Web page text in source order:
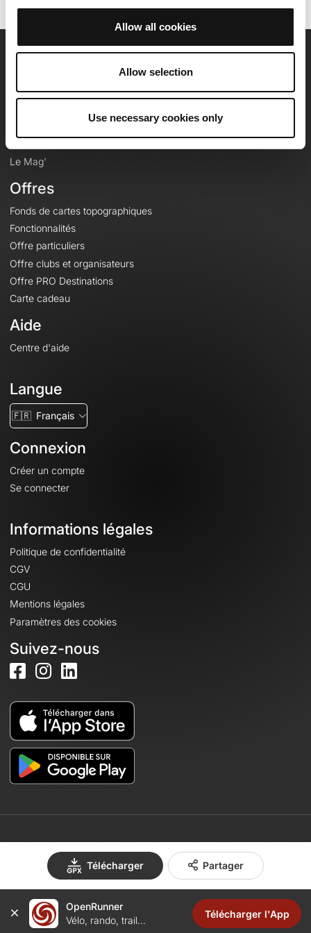
Allow all cookies
Allow selection
Use necessary cookies only
Télécharger Partager
Equipe
Le Mag'
Offres
Fonds de cartes topographiques
Fonctionnalités
Offre particuliers
Offre clubs et organisateurs
Offre PRO Destinations
Carte cadeau
Aide
Centre d'aide
Langue
🇫🇷 Français
Connexion
Créer un compte
Se connecter
Informations légales
Politique de confidentialité
CGV
CGU
Mentions légales
Paramètres des cookies
Suivez-nous
© 2026 OpenRunner - Version 7.31.3
Créez un compte
OpenRunner
Vélo, rando, trail...
Télécharger l'App